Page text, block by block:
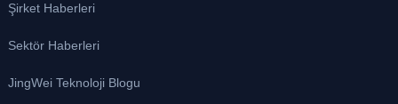
Şirket Haberleri
Sektör Haberleri
JingWei Teknoloji Blogu